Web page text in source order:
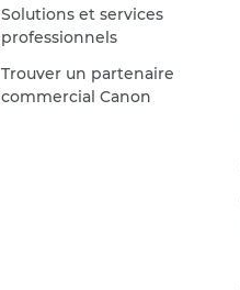
Solutions et services
professionnels
Trouver un partenaire
commercial Canon